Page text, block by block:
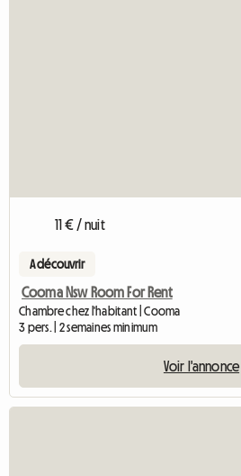
11 € / nuit
A découvrir
Cooma Nsw Room For Rent
Chambre chez l'habitant | Cooma
3 pers. | 2 semaines minimum
Voir l'annonce